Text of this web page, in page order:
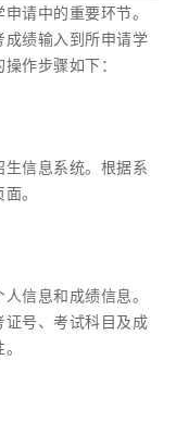
请中的重要环节。
绩输入到所申请学
作步骤如下：
信息系统。根据系
。
信息和成绩信息。
号、考试科目及成